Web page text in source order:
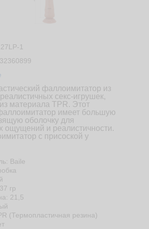
1
фаллоимитатор из
секс-игрушек,
материала TPR. Этот
имеет большую
оболочку для
ощущений и реалистичности.
с присоской у
Baile
гр
21,5
(Термопластичная резина)